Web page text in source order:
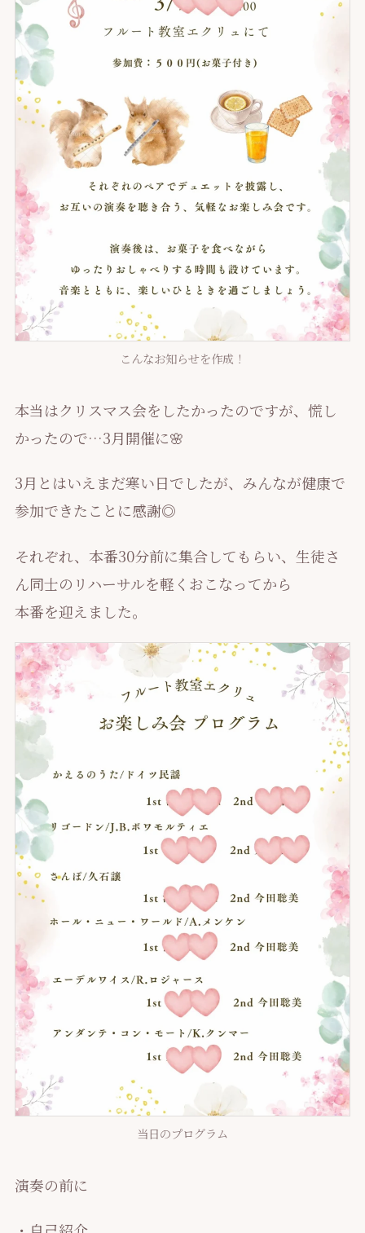
こんなお知らせを作成！
本当はクリスマス会をしたかったのですが、慌し
かったので…3月開催に🌸
3月とはいえまだ寒い日でしたが、みんなが健康で
参加できたことに感謝◎
それぞれ、本番30分前に集合してもらい、生徒さ
ん同士のリハーサルを軽くおこなってから
本番を迎えました。
当日のプログラム
演奏の前に